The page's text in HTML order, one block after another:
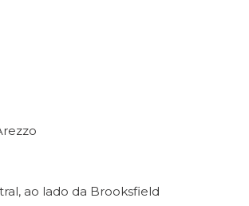
ao lado da Brooksfield